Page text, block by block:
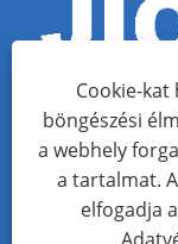
Copyright © 2022
távolságmérő modul,
Cookie-kat
böngészési
a webhely
a tartalmat.
elfogadja